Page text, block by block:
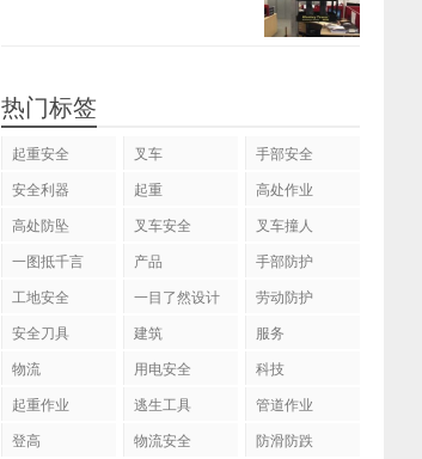
热门标签
起重安全 叉车
手部安全
安全利器
起重
高处作业
高处防坠
叉车安全
叉车撞人
一图抵千言
产品
手部防护
工地安全
一目了然设计
劳动防护
安全刀具
建筑
服务
物流
用电安全
科技
起重作业
逃生工具
管道作业
登高
物流安全
防滑防跌